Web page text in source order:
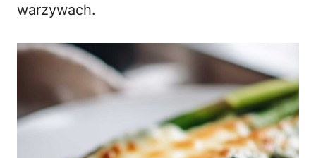
warzywach.